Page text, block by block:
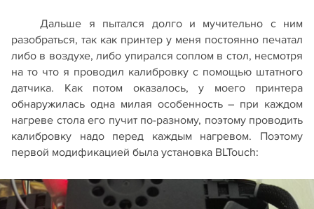
Дальше я пытался долго и мучительно с ним
разобраться, так как принтер у меня постоянно печатал
либо в воздухе, либо упирался соплом в стол, несмотря
на то что я проводил калибровку с помощью штатного
датчика. Как потом оказалось, у моего принтера
обнаружилась одна милая особенность – при каждом
нагреве стола его пучит по-разному, поэтому проводить
калибровку надо перед каждым нагревом. Поэтому
первой модификацией была установка BLTouch: